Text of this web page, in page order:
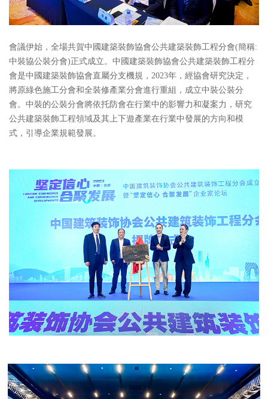
會議伊始，全場共賀中國建築裝飾協會公共建築裝飾工程分會(簡稱:
中裝協公裝分會)正式成立。中國建築裝飾協會公共建築裝飾工程分
會是中國建築裝飾協會直屬分支機規，2023年，經協會研究決定，
將原綠色施工分會和全裝修產業分會進行重組，成立中裝公裝分
會。中裝的公裝分會將依托防會在行業中的影響力和凝案力，研究
公共建築裝飾工程領域及其上下遊產業在行業中發展的方向和模
式，引導企業規範發展。